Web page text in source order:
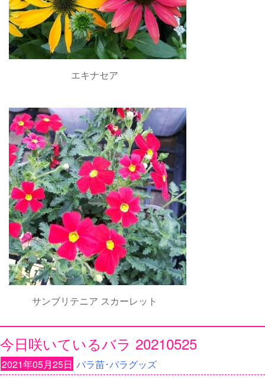
エキナセア
サンブリテニア スカーレット
今日咲いているバラ 20210525
2021年05月25日 バラ苗･バラグッズ